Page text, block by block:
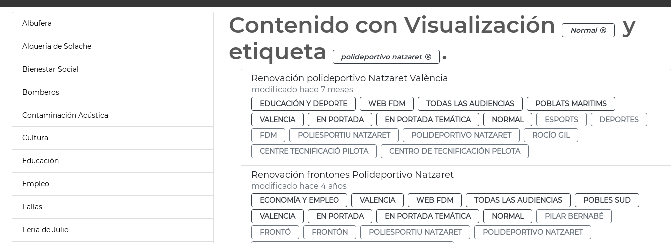
Albufera
Alquería de Solache
Bienestar Social
Bomberos
Contaminación Acústica
Cultura
Educación
Empleo
Fallas
Feria de Julio
Contenido con Visualización Normal
y
etiqueta
polideportivo natzaret .
Renovación polideportivo Natzaret València
modificado hace 7 meses
EDUCACIÓN Y DEPORTE WEB FDM TODAS LAS AUDIENCIAS
POBLATS MARITIMS
VALENCIA
EN PORTADA EN PORTADA TEMÁTICA NORMAL ESPORTS
DEPORTES
FDM
POLIESPORTIU NATZARET POLIDEPORTIVO NATZARET
ROCÍO GIL
CENTRE TECNIFICACIÓ PILOTA
CENTRO DE TECNIFICACIÓN PELOTA
Renovación frontones Polideportivo Natzaret
modificado hace 4 años
ECONOMÍA Y EMPLEO VALENCIA WEB FDM TODAS LAS AUDIENCIAS
POBLES SUD
VALENCIA
EN PORTADA EN PORTADA TEMÁTICA NORMAL
PILAR BERNABÉ
FRONTÓ
FRONTÓN POLIESPORTIU NATZARET
POLIDEPORTIVO NATZARET